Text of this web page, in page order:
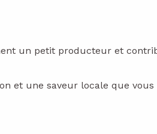
un petit producteur et
et une saveur locale que